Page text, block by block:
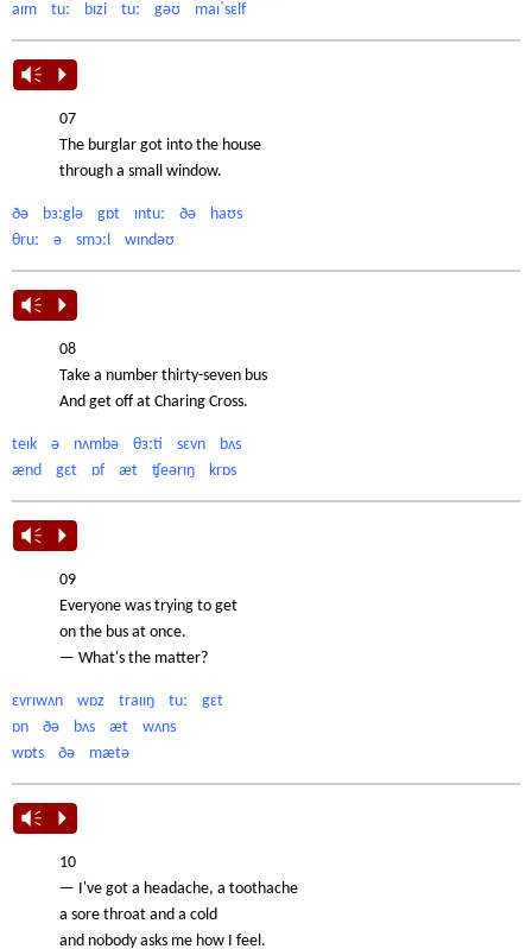
aɪm tuː bɪzi tuː gəʊ maɪˈsɛlf
Vm P
07
The burglar got into the house
through a small window.
ðə bɜːglə gɒt ɪntuː ðə haʊs
θruː ə smɔːl wɪndəʊ
Vm P
08
Take a number thirty-seven bus
And get off at Charing Cross.
teɪk ə nʌmbə θɜːti sɛvn bʌs
ænd gɛt ɒf æt ʧeərɪŋ krɒs
Vm P
09
Everyone was trying to get
on the bus at once.
— What's the matter?
ɛvrɪwʌn wɒz traɪɪŋ tuː gɛt
ɒn ðə bʌs æt wʌns
wɒts ðə mætə
Vm P
10
— I've got a headache, a toothache
a sore throat and a cold
and nobody asks me how I feel.